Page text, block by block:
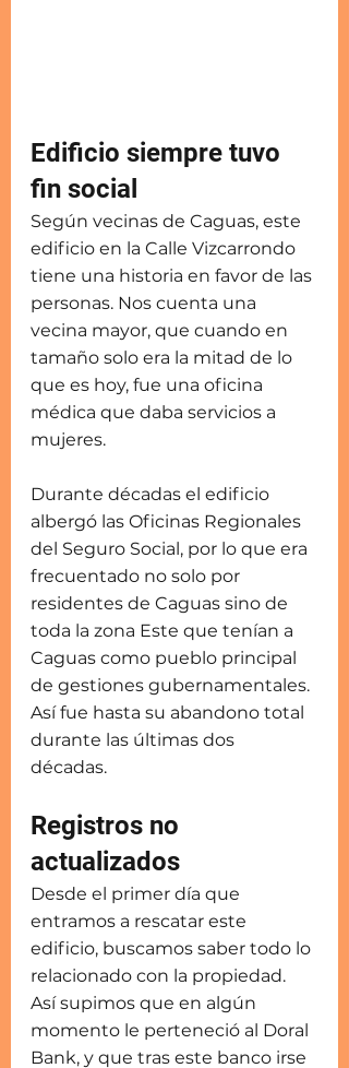
Edificio siempre tuvo
fin social
Según vecinas de Caguas, este
edificio en la Calle Vizcarrondo
tiene una historia en favor de las
personas. Nos cuenta una
vecina mayor, que cuando en
tamaño solo era la mitad de lo
que es hoy, fue una oficina
médica que daba servicios a
mujeres.
Durante décadas el edificio
albergó las Oficinas Regionales
del Seguro Social, por lo que era
frecuentado no solo por
residentes de Caguas sino de
toda la zona Este que tenían a
Caguas como pueblo principal
de gestiones gubernamentales.
Así fue hasta su abandono total
durante las últimas dos
décadas.
Registros no
actualizados
Desde el primer día que
entramos a rescatar este
edificio, buscamos saber todo lo
relacionado con la propiedad.
Así supimos que en algún
momento le perteneció al Doral
Bank, y que tras este banco irse